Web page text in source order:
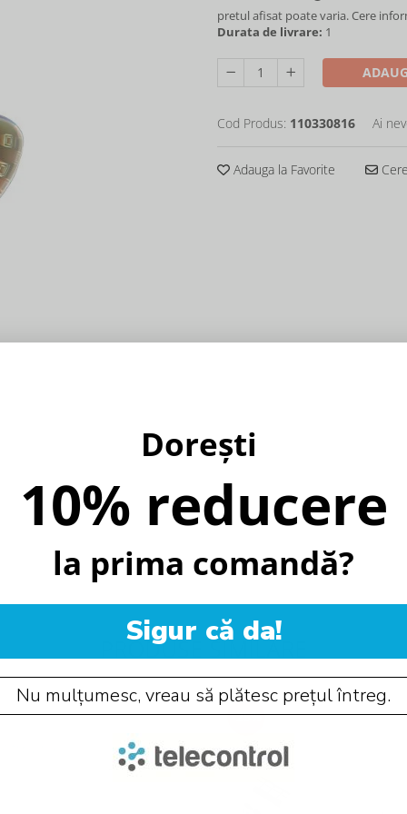
pretul afisat poate varia. Cere
Durata de livrare: 1
Cod Produs: 110330816 Ai
Adauga la Favorite
PRODUSE SIMILARE
-25%
Dorești
10% reducere
la prima comandă?
Sigur că da!
Nu mulțumesc, vreau să plătesc prețul întreg.